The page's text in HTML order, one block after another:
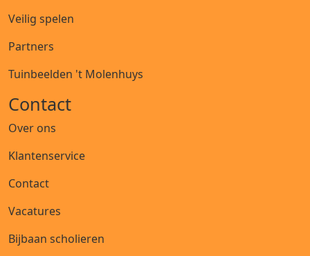
Veilig spelen
Partners
Tuinbeelden 't Molenhuys
Contact
Over ons
Klantenservice
Contact
Vacatures
Bijbaan scholieren